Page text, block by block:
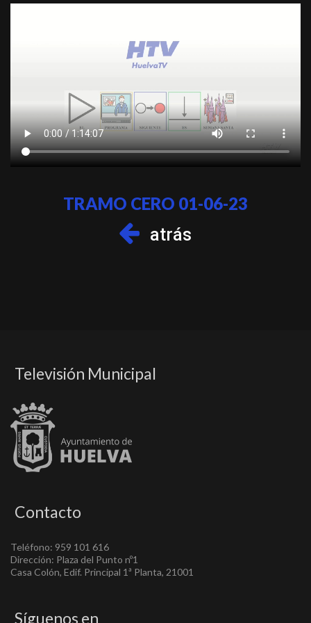
TRAMO CERO 01-06-23
atrás
Televisión Municipal
Contacto
Teléfono: 959 101 616
Dirección: Plaza del Punto nº1
Casa Colón, Edif. Principal 1ª Planta, 21001
Síguenos en